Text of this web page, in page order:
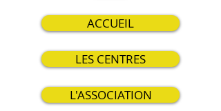
ACCUEIL
LES CENTRES
L'ASSOCIATION